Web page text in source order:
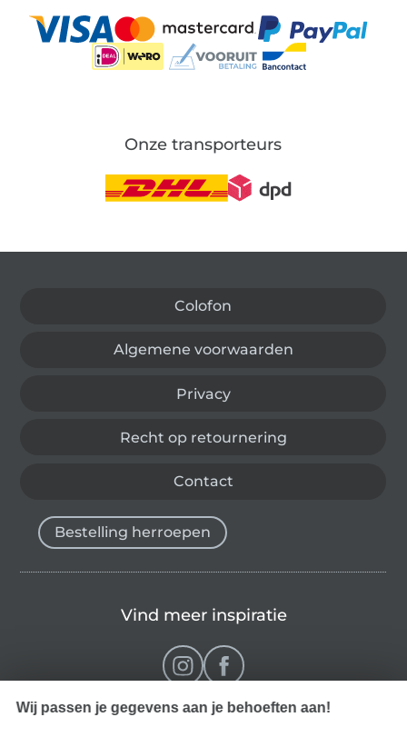
Onze transporteurs
Colofon
Algemene voorwaarden
Privacy
Recht op retournering
Contact
Bestelling herroepen
Vind meer inspiratie
Wij passen je gegevens aan je behoeften aan!